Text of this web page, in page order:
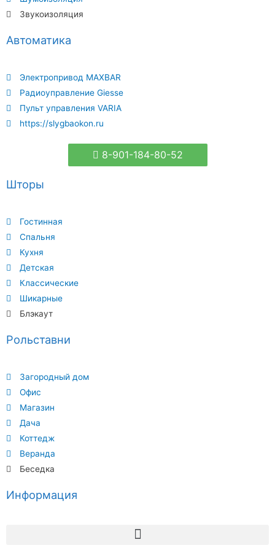
Рольставни
Загородный дом
Офис
Магазин
Дача
Коттедж
Веранда
Беседка
Шторы
Гостинная
Спальня
Кухня
Детская
Классические
Шикарные
Блэкаут
Автоматика
Электропривод MAXBAR
Радиоуправление Giesse
Пульт управления VARIA
https://slygbaokon.ru
8-901-184-80-52
Звукоизоляция
Информация